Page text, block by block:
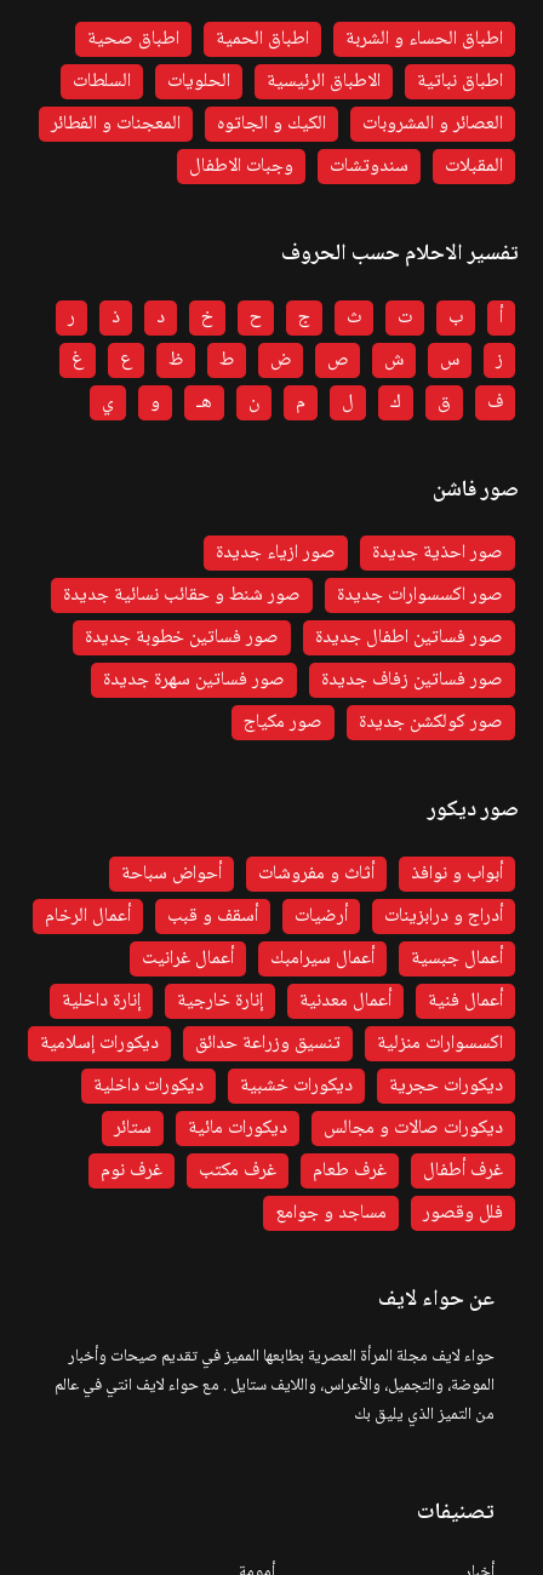
اطباق الحساء و الشربة اطباق الحمية
اطباق صحية
اطباق نباتية
الاطباق الرئيسية الحلويات
السلطات
العصائر و المشروبات
الكيك و الجاتوه
المعجنات و الفطائر
المقبلات
سندوتشات وجبات الاطفال
تفسير الاحلام حسب الحروف
أ ب ت ث ج ح خ د ذ
ر
ز
س ش ص ض ط ظ ع
غ
ف
ق ك ل م ن هـ و ي
صور فاشن
صور احذية جديدة
صور ازياء جديدة
صور اكسسوارات جديدة
صور شنط و حقائب نسائية جديدة
صور فساتين اطفال جديدة
صور فساتين خطوبة جديدة
صور فساتين زفاف جديدة
صور فساتين سهرة جديدة
صور كولكشن جديدة
صور مكياج
صور ديكور
أبواب و نوافذ أثاث و مفروشات
أحواض سباحة
أدراج و درابزينات
أرضيات أسقف و قبب
أعمال الرخام
أعمال جبسية
أعمال سيرامبك
أعمال غرانيت
أعمال فنية
أعمال معدنية إنارة خارجية
إنارة داخلية
اكسسوارات منزلية
تنسيق وزراعة حدائق
ديكورات إسلامية
ديكورات حجرية
ديكورات خشبية
ديكورات داخلية
ديكورات صالات و مجالس
ديكورات مائية
ستائر
غرف أطفال
غرف طعام غرف مكتب
غرف نوم
فلل وقصور
مساجد و جوامع
عن حواء لايف
حواء لايف مجلة المرأة العصرية بطابعها المميز في تقديم صيحات وأخبار
الموضة، والتجميل، والأعراس، واللايف ستايل . مع حواء لايف انتي في عالم
من التميز الذي يليق بك
تصنيفات